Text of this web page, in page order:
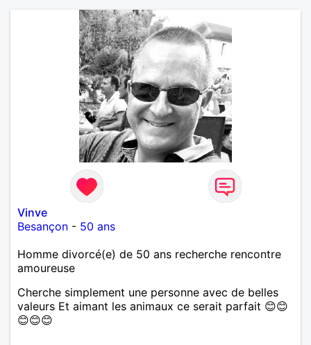
pense en tout cas 😂)
Vinve
Besançon - 50 ans
Homme divorcé(e) de 50 ans recherche rencontre
amoureuse
Cherche simplement une personne avec de belles
valeurs Et aimant les animaux ce serait parfait 😊😊
😊😊😊